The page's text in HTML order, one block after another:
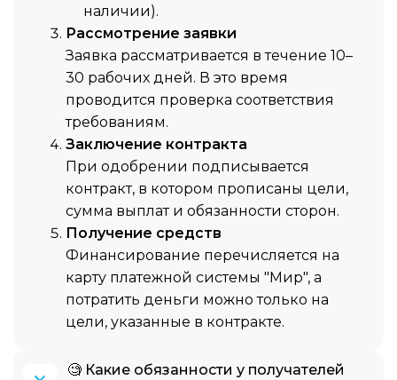
наличии).
Рассмотрение заявки
Заявка рассматривается в течение 10–
30 рабочих дней. В это время
проводится проверка соответствия
требованиям.
Заключение контракта
При одобрении подписывается
контракт, в котором прописаны цели,
сумма выплат и обязанности сторон.
Получение средств
Финансирование перечисляется на
карту платежной системы "Мир", а
потратить деньги можно только на
цели, указанные в контракте.
🧐 Какие обязанности у получателей